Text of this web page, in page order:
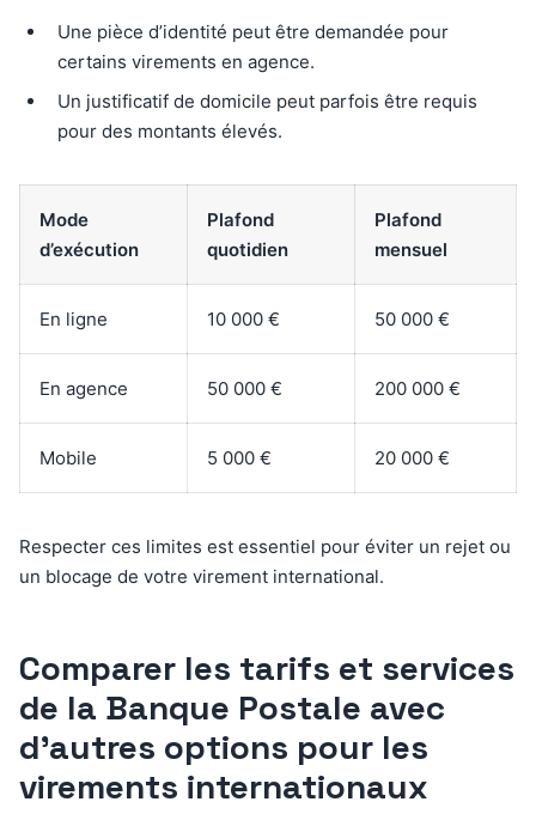
Une pièce d’identité peut être demandée pour
certains virements en agence.
Un justificatif de domicile peut parfois être requis
pour des montants élevés.
Mode
d’exécution
Plafond
quotidien
Plafond
mensuel
En ligne 10 000 € 50 000 €
En agence 50 000 € 200 000 €
Mobile 5 000 € 20 000 €
Respecter ces limites est essentiel pour éviter un rejet ou
un blocage de votre virement international.
Comparer les tarifs et services
de la Banque Postale avec
d’autres options pour les
virements internationaux